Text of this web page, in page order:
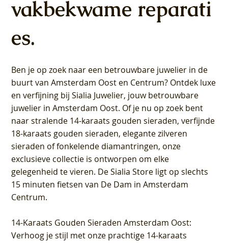
vakbekwame reparati
es.
Ben je op zoek naar een betrouwbare juwelier in de
buurt van Amsterdam Oost en Centrum? Ontdek luxe
en verfijning bij Sialia Juwelier, jouw betrouwbare
juwelier in Amsterdam Oost. Of je nu op zoek bent
naar stralende 14-karaats gouden sieraden, verfijnde
18-karaats gouden sieraden, elegante zilveren
sieraden of fonkelende diamantringen, onze
exclusieve collectie is ontworpen om elke
gelegenheid te vieren. De Sialia Store ligt op slechts
15 minuten fietsen van De Dam in Amsterdam
Centrum.
14-Karaats Gouden Sieraden Amsterdam Oost:
Verhoog je stijl met onze prachtige 14-karaats